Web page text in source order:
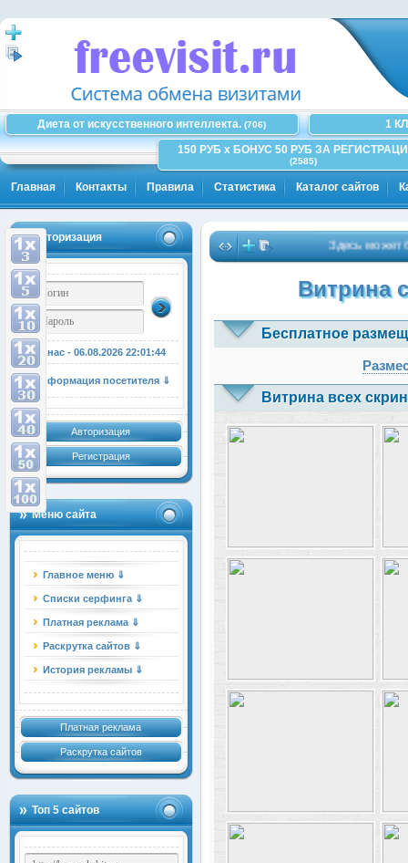
Диета от искусственного интеллекта. (706)
1
150 РУБ x БОНУС 50 РУБ ЗА
(2585)
Главная Контакты Правила Статистика Каталог сайтов
Авторизация
У нас - 06.08.2026 22:01:44
Информация посетителя ⇓
Авторизация
Регистрация
Меню сайта
Главное меню ⇓
Списки серфинга ⇓
Платная реклама ⇓
Раскрутка сайтов ⇓
История рекламы ⇓
Платная реклама
Раскрутка сайтов
Топ 5 сайтов
Здесь может быть
Витрина
Бесплатное
Витрина всех